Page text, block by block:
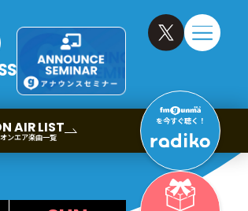
AIR LIST
オンエア楽曲一覧
を今すぐ聴く！